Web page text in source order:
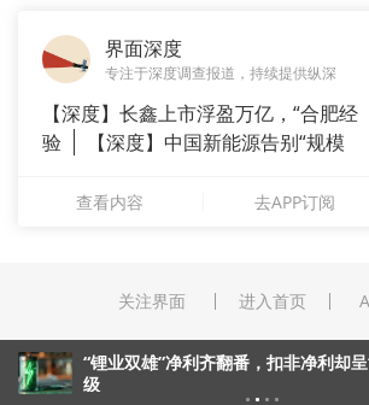
界面深度
专注于深度调查报道，持续提供纵深
【深度】长鑫上市浮盈万亿，“合肥经
验
【深度】中国新能源告别“规模
查看内容 去APP订阅
关注界面 进入首页
“锂业双雄”净利齐翻番，扣非净利却
级